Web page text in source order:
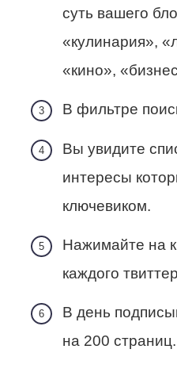
суть вашего
«кулинария»,
«кино»,
В фильтре
Вы увидите
интересы
ключевиком.
Нажимайте на
каждого
В день
на 200 страниц.